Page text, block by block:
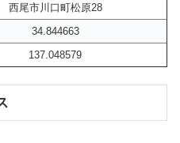
西尾市川口町松原28
34.844663
137.048579